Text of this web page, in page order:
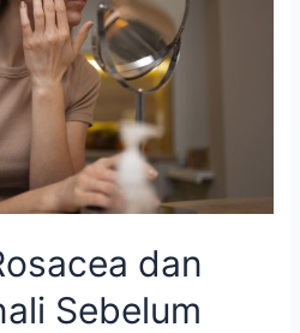
dan
Sebelum